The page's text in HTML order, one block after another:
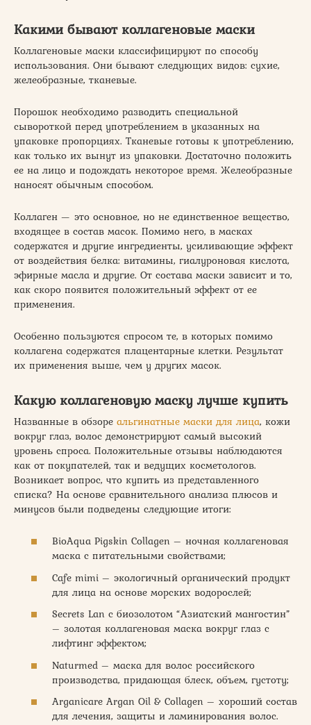
Какими бывают коллагеновые маски
Коллагеновые маски классифицируют по способу
использования. Они бывают следующих видов: сухие,
желеобразные, тканевые.
Порошок необходимо разводить специальной
сывороткой перед употреблением в указанных на
упаковке пропорциях. Тканевые готовы к употреблению,
как только их вынут из упаковки. Достаточно положить
ее на лицо и подождать некоторое время. Желеобразные
наносят обычным способом.
Коллаген — это основное, но не единственное вещество,
входящее в состав масок. Помимо него, в масках
содержатся и другие ингредиенты, усиливающие эффект
от воздействия белка: витамины, гиалуроновая кислота,
эфирные масла и другие. От состава маски зависит и то,
как скоро появится положительный эффект от ее
применения.
Особенно пользуются спросом те, в которых помимо
коллагена содержатся плацентарные клетки. Результат
их применения выше, чем у других масок.
Какую коллагеновую маску лучше купить
Названные в обзоре альгинатные маски для лица, кожи
вокруг глаз, волос демонстрируют самый высокий
уровень спроса. Положительные отзывы наблюдаются
как от покупателей, так и ведущих косметологов.
Возникает вопрос, что купить из представленного
списка? На основе сравнительного анализа плюсов и
минусов были подведены следующие итоги:
BioAqua Pigskin Collagen – ночная коллагеновая
маска с питательными свойствами;
Cafe mimi – экологичный органический продукт
для лица на основе морских водорослей;
Secrets Lan с биозолотом “Азиатский мангостин”
– золотая коллагеновая маска вокруг глаз с
лифтинг эффектом;
Naturmed – маска для волос российского
производства, придающая блеск, объем, густоту;
Arganicare Argan Oil & Collagen – хороший состав
для лечения, защиты и ламинирования волос.